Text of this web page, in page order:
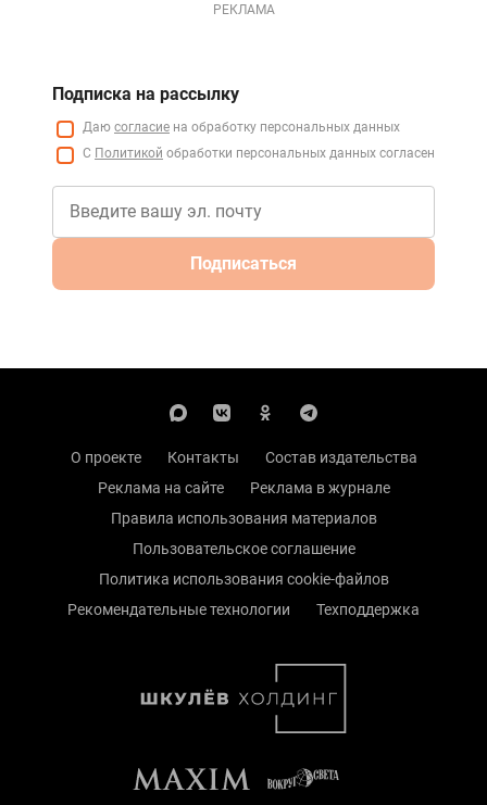
РЕКЛАМА
Подписка на рассылку
Даю согласие на обработку персональных данных
С Политикой обработки персональных данных согласен
Подписаться
О проекте Контакты
Состав издательства
Реклама на сайте
Реклама в журнале
Правила использования материалов
Пользовательское соглашение
Политика использования cookie-файлов
Рекомендательные технологии
Техподдержка